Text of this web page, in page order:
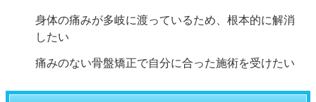
身体の痛みが多岐に渡っているため、根本的に解消
したい
痛みのない骨盤矯正で自分に合った施術を受けたい